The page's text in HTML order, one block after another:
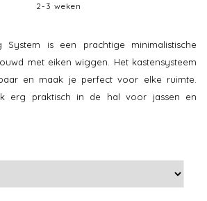
2-3 weken
System is een prachtige minimalistische
met eiken wiggen. Het kastensysteem
en maak je perfect voor elke ruimte.
erg praktisch in de hal voor jassen en